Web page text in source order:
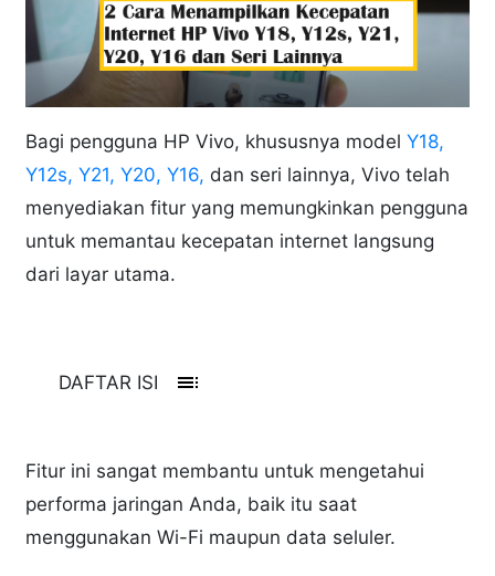
Bagi pengguna HP Vivo, khususnya modelY18,
Y12s, Y21, Y20, Y16, dan seri lainnya, Vivo telah
menyediakan fitur yang memungkinkan pengguna
untuk memantau kecepatan internet langsung
dari layar utama.
DAFTAR ISI toc
Fitur ini sangat membantu untuk mengetahui
performa jaringan Anda, baik itu saat
menggunakan Wi-Fi maupun data seluler.